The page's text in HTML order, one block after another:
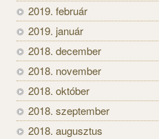
2019. február
2019. január
2018. december
2018. november
2018. október
2018. szeptember
2018. augusztus